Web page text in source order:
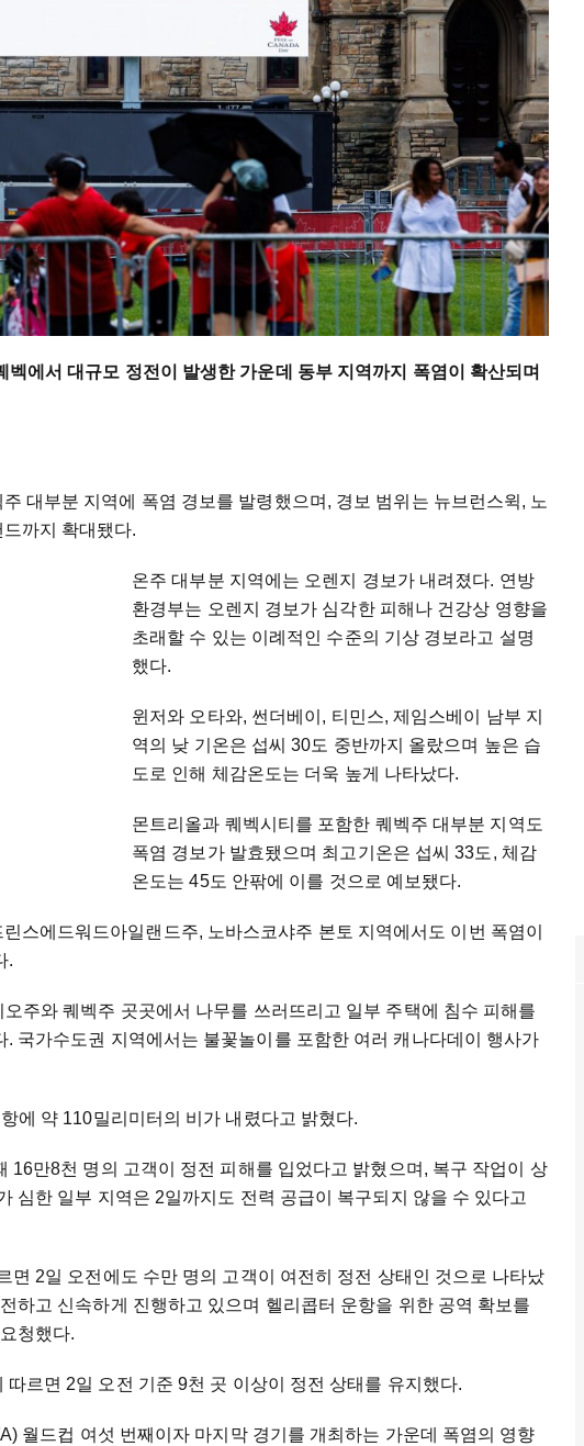
벡에서 대규모 정전이 발생한 가운데 동부 지역까지 폭염이 확산되며
대부분 지역에 폭염 경보를 발령했으며, 경보 범위는 뉴브런스윅, 노
까지 확대됐다.
온주 대부분 지역에는 오렌지 경보가 내려졌다. 연방
환경부는 오렌지 경보가 심각한 피해나 건강상 영향을
초래할 수 있는 이례적인 수준의 기상 경보라고 설명
했다.
윈저와 오타와, 썬더베이, 티민스, 제임스베이 남부 지
역의 낮 기온은 섭씨 30도 중반까지 올랐으며 높은 습
도로 인해 체감온도는 더욱 높게 나타났다.
몬트리올과 퀘벡시티를 포함한 퀘벡주 대부분 지역도
폭염 경보가 발효됐으며 최고기온은 섭씨 33도, 체감
온도는 45도 안팎에 이를 것으로 예보됐다.
스에드워드아일랜드주, 노바스코샤주 본토 지역에서도 이번 폭염이
.
주와 퀘벡주 곳곳에서 나무를 쓰러뜨리고 일부 주택에 침수 피해를
국가수도권 지역에서는 불꽃놀이를 포함한 여러 캐나다데이 행사가
에 약 110밀리미터의 비가 내렸다고 밝혔다.
16만8천 명의 고객이 정전 피해를 입었다고 밝혔으며, 복구 작업이 상
심한 일부 지역은 2일까지도 전력 공급이 복구되지 않을 수 있다고
면 2일 오전에도 수만 명의 고객이 여전히 정전 상태인 것으로 나타났
하고 신속하게 진행하고 있으며 헬리콥터 운항을 위한 공역 확보를
청했다.
르면 2일 오전 기준 9천 곳 이상이 정전 상태를 유지했다.
월드컵 여섯 번째이자 마지막 경기를 개최하는 가운데 폭염의 영향